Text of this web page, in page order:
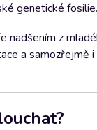
genetické fosilie.
nadšením z
a